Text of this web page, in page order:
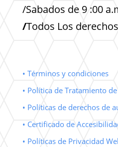
/Sabados de 9 :00
/Todos Los
• Términos y condiciones
• Política de Tratamiento
• Políticas de derechos de
• Certificado de
• Políticas de Privacidad